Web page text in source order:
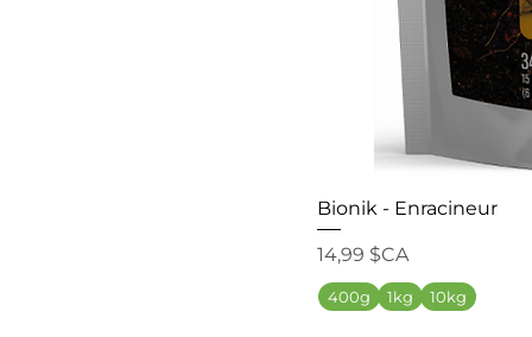
Bionik - Enracineur
Prix
14,99 $CA
400g 1kg 10kg